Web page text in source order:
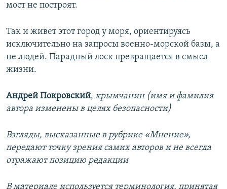
мост не построят.
Так и живет этот город у моря, ориентируясь
исключительно на запросы военно-морской базы, а
не людей. Парадный лоск превращается в смысл
жизни.
Андрей Покровский, крымчанин (имя и фамилия
автора изменены в целях безопасности)
Взгляды, высказанные в рубрике «Мнение»,
передают точку зрения самих авторов и не всегда
отражают позицию редакции
В материале используется терминология, принятая